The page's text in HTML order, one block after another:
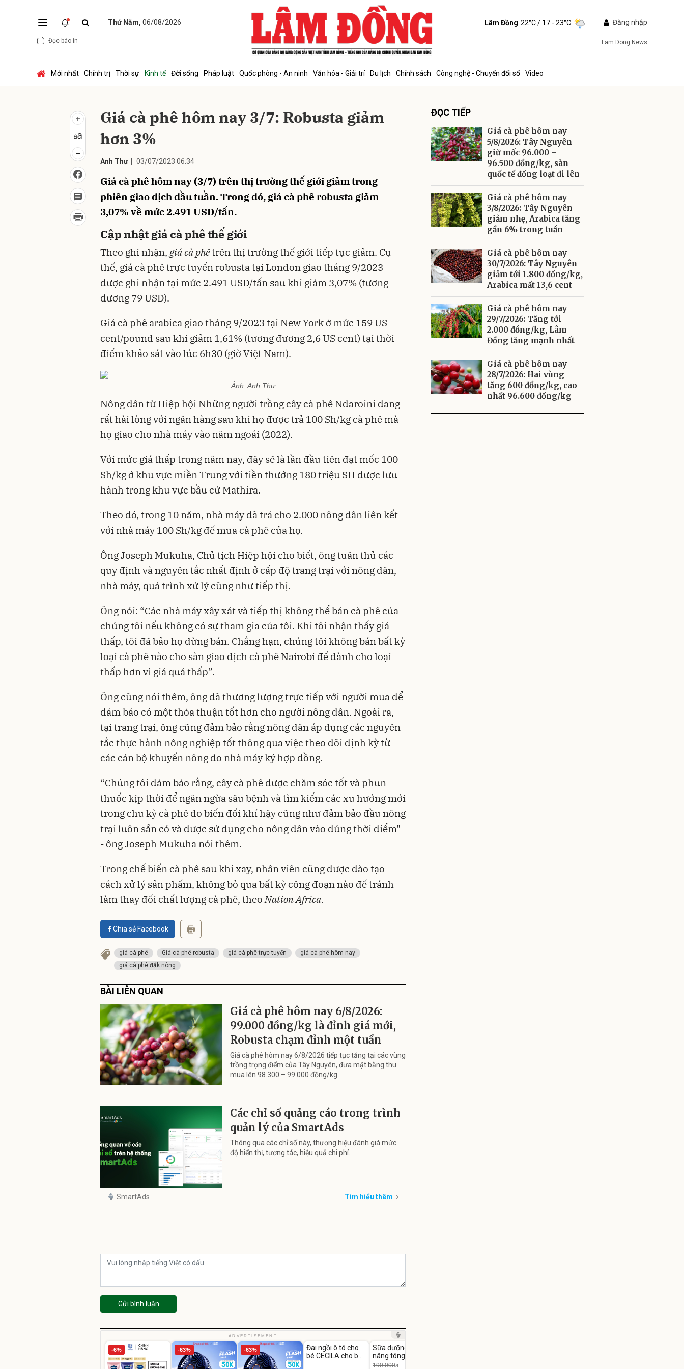
Thứ Năm, 06/08/2026
Đọc báo in
Lâm Đồng 22°C/ 17 - 23°C Đăng nhập
Lam Dong News
Mới nhất Chính trị Thời sự Kinh tế Đời sống Pháp luật Quốc phòng - An ninh Văn hóa - Giải trí Du lịch Chính sách Công nghệ - Chuyển đổi số Video
Giá cà phê hôm nay 3/7: Robusta giảm
hơn 3%
Anh Thư 03/07/2023 06:34
Giá cà phê hôm nay (3/7) trên thị trường thế giới giảm trong
phiên giao dịch đầu tuần. Trong đó, giá cà phê robusta giảm
3,07% về mức 2.491 USD/tấn.
Cập nhật giá cà phê thế giới
Theo ghi nhận, giá cà phêtrên thị trường thế giới tiếp tục giảm. Cụ
thể, giá cà phê trực tuyến robusta tại London giao tháng 9/2023
được ghi nhận tại mức 2.491 USD/tấn sau khi giảm 3,07% (tương
đương 79 USD).
Giá cà phê arabica giao tháng 9/2023 tại New York ở mức 159 US
cent/pound sau khi giảm 1,61% (tương đương 2,6 US cent) tại thời
điểm khảo sát vào lúc 6h30 (giờ Việt Nam).
Ảnh:Anh Thư
Nông dân từ Hiệp hội Những người trồng cây cà phê Ndaroini đang
rất hài lòng với ngân hàng sau khi họ được trả 100 Sh/kg cà phê mà
họ giao cho nhà máy vào năm ngoái (2022).
Với mức giá thấp trong năm nay, đây sẽ là lần đầu tiên đạt mốc 100
Sh/kg ở khu vực miền Trung với tiền thưởng 180 triệu SH được lưu
hành trong khu vực bầu cử Mathira.
Theo đó, trong 10 năm, nhà máy đã trả cho 2.000 nông dân liên kết
với nhà máy 100 Sh/kg để mua cà phê của họ.
Ông Joseph Mukuha, Chủ tịch Hiệp hội cho biết, ông tuân thủ các
quy định và nguyên tắc nhất định ở cấp độ trang trại với nông dân,
nhà máy, quá trình xử lý cũng như tiếp thị.
Ông nói: “Các nhà máy xây xát và tiếp thị không thể bán cà phê của
chúng tôi nếu không có sự tham gia của tôi. Khi tôi nhận thấy giá
thấp, tôi đã bảo họ dừng bán. Chẳng hạn, chúng tôi không bán bất kỳ
loại cà phê nào cho sàn giao dịch cà phê Nairobi để dành cho loại
thấp hơn vì giá quá thấp”.
Ông cũng nói thêm, ông đã thương lượng trực tiếp với người mua để
đảm bảo có một thỏa thuận tốt hơn cho người nông dân. Ngoài ra,
tại trang trại, ông cũng đảm bảo rằng nông dân áp dụng các nguyên
tắc thực hành nông nghiệp tốt thông qua việc theo dõi định kỳ từ
các cán bộ khuyến nông do nhà máy ký hợp đồng.
“Chúng tôi đảm bảo rằng, cây cà phê được chăm sóc tốt và phun
thuốc kịp thời để ngăn ngừa sâu bệnh và tìm kiếm các xu hướng mới
trong chu kỳ cà phê do biến đổi khí hậy cũng như đảm bảo đầu nông
trại luôn sẵn có và được sử dụng cho nông dân vào đúng thời điểm"
- ông Joseph Mukuha nói thêm.
Trong chế biến cà phê sau khi xay, nhân viên cũng được đào tạo
cách xử lý sản phẩm, không bỏ qua bất kỳ công đoạn nào để tránh
làm thay đổi chất lượng cà phê, theo Nation Africa.
Chia sẻ Facebook
giá cà phê Giá cà phê robusta giá cà phê trực tuyến
giá cà phê hôm nay
giá cà phê đắk nông
BÀI LIÊN QUAN
Giá cà phê hôm nay 6/8/2026:
99.000 đồng/kg là đỉnh giá mới,
Robusta chạm đỉnh một tuần
Giá cà phê hôm nay 6/8/2026 tiếp tục tăng tại các vùng
trồng trọng điểm của Tây Nguyên, đưa mặt bằng thu
mua lên 98.300 – 99.000 đồng/kg.
Các chỉ số quảng cáo trong trình
quản lý của SmartAds
Thông qua các chỉ số này, thương hiệu đánh giá mức
độ hiển thị, tương tác, hiệu quả chi phí.
SmartAds Tìm hiểu thêm
Gửi bình luận
ADVERTISEMENT
-6% -63% -63%
Đai ngồi ô tô cho
bé CECILA cho bé
-27%
Unmute
Sữa dưỡng thể
nâng tông tức thì
Vaseline Body
190.000đ
ĐỌC TIẾP
Giá cà phê hôm nay
5/8/2026: Tây Nguyên
giữ mốc 96.000 –
96.500 đồng/kg, sàn
quốc tế đồng loạt đi lên
Giá cà phê hôm nay
3/8/2026: Tây Nguyên
giảm nhẹ, Arabica tăng
gần 6% trong tuần
Giá cà phê hôm nay
30/7/2026: Tây Nguyên
giảm tới 1.800 đồng/kg,
Arabica mất 13,6 cent
Giá cà phê hôm nay
29/7/2026: Tăng tới
2.000 đồng/kg, Lâm
Đồng tăng mạnh nhất
Giá cà phê hôm nay
28/7/2026: Hai vùng
tăng 600 đồng/kg, cao
nhất 96.600 đồng/kg
Gửi bình luận